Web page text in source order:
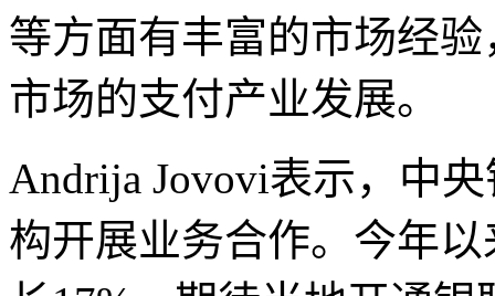
等方面有丰富的市场经
市场的支付产业发展。
Andrija Jovovi表示，中
构开展业务合作。今年